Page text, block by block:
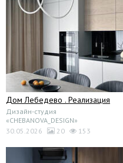
Дом Лебедево . Реализация
Дизайн-студия
«CHEBANOVA_DESIGN»
30.05.2026
20 153